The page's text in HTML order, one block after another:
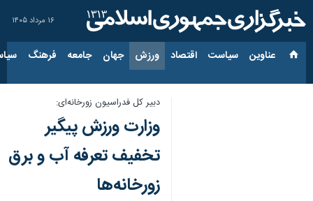
۱۶ مرداد ۱۴۰۵
عناوین‌ سیاست اقتصاد ورزش جهان جامعه فرهنگ
دبیر کل فدراسیون زورخانه‌ای:
وزارت ورزش پیگیر
تخفیف تعرفه آب و برق
زورخانه‌ها